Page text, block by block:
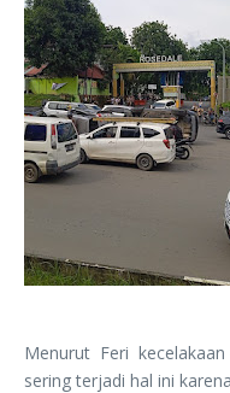
Menurut Feri kecelakaan
sering terjadi hal ini